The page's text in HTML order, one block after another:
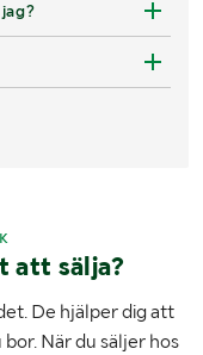
att sälja?
De hjälper dig att
När du säljer hos